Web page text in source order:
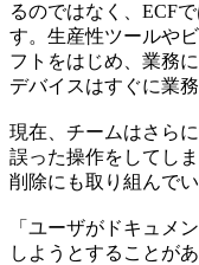
るのではなく、ECF
す。生産性ツールや
フトをはじめ、業務
デバイスはすぐに業
現在、チームはさら
誤った操作をしてし
削除にも取り組んでい
「ユーザがドキュメ
しようとすることが